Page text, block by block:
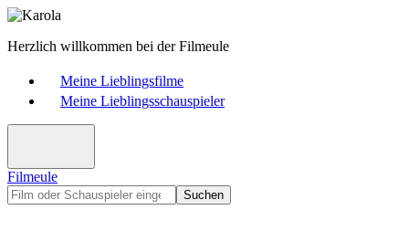
Herzlich willkommen bei der Filmeule
Meine Lieblingsfilme
Meine Lieblingsschauspieler
Filmeule
Suchen